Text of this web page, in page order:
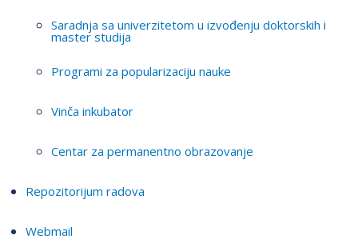
Saradnja sa univerzitetom u izvođenju doktorskih i
master studija
Programi za popularizaciju nauke
Vinča inkubator
Centar za permanentno obrazovanje
Repozitorijum radova
Webmail